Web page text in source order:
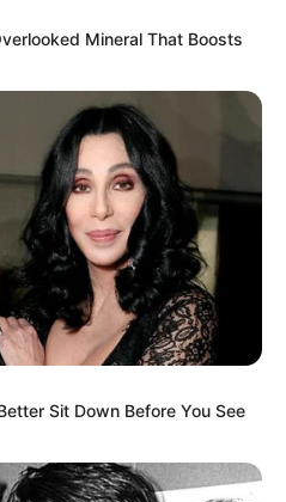
Mineral That Boosts
Sit Down Before You See